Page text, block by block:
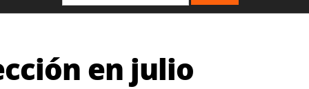
en julio